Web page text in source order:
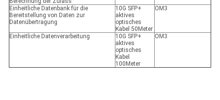
Einheitliche Datenbank für die
Bereitstellung von Daten zur
Datenübertragung
10G SFP+
aktives
optisches
Kabel 50Meter
OM3
Einheitliche Datenverarbeitung
10G SFP+
aktives
optisches
Kabel
100Meter
OM3